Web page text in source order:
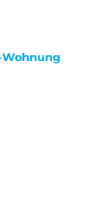
Wohnung